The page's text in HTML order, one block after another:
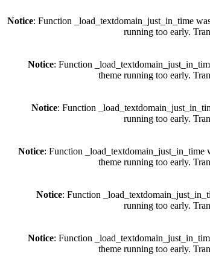
Notice: Function _load_textdomain_just_in_time
running too early.
Notice: Function
theme running too early.
Notice: Function
running too early.
Notice: Function _load_textdomain_just_in_time
theme running too early.
Notice: Function
running too early.
Notice: Function
theme running too early.